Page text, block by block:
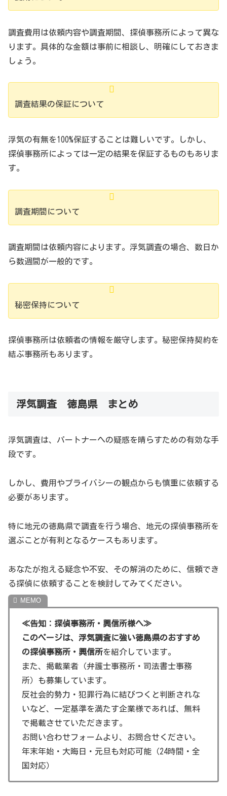
調査費用は依頼内容や調査期間、探偵事務所によって異な
ります。具体的な金額は事前に相談し、明確にしておきま
しょう。
調査結果の保証について
浮気の有無を100%保証することは難しいです。しかし、
探偵事務所によっては一定の結果を保証するものもありま
す。
調査期間について
調査期間は依頼内容によります。浮気調査の場合、数日か
ら数週間が一般的です。
秘密保持について
探偵事務所は依頼者の情報を厳守します。秘密保持契約を
結ぶ事務所もあります。
徳島県における浮気調査の現状と特徴について解説しま
浮気調査の依頼件数
査の依頼は少なくありません。
徳島県の地理的特性や交通事情などが浮気調査に影響を与
えることもあります。
依頼者の背景
依頼者の背景は多種多様です。不安を抱えた人々が探偵に
証拠集めを依頼するケースがほとんどです。
《観光名所情報》
徳島県で浮気調査を紹介していますが、おまけとして、徳
島県の観光名所を紹介します。
鳴門の渦潮
大自然が作り出す壮大な渦潮を見ることができま
浮気調査 徳島県 まとめ
浮気調査は、パートナーへの疑惑を晴らすための有効な手
段です。
しかし、費用やプライバシーの観点からも慎重に依頼する
必要があります。
特に地元の徳島県で調査を行う場合、地元の探偵事務所を
選ぶことが有利となるケースもあります。
あなたが抱える疑念や不安、その解消のために、信頼でき
る探偵に依頼することを検討してみてください。
≪告知：探偵事務所・興信所様へ≫
このページは、浮気調査に強い徳島県のおすすめ
の探偵事務所・興信所を紹介しています。
また、掲載業者（弁護士事務所・司法書士事務
所）も募集しています。
反社会的勢力・犯罪行為に結びつくと判断されな
いなど、一定基準を満たす企業様であれば、無料
で掲載させていただきます。
お問い合わせフォームより、お問合せください。
年末年始・大晦日・元旦も対応可能（24時間・全
国対応）